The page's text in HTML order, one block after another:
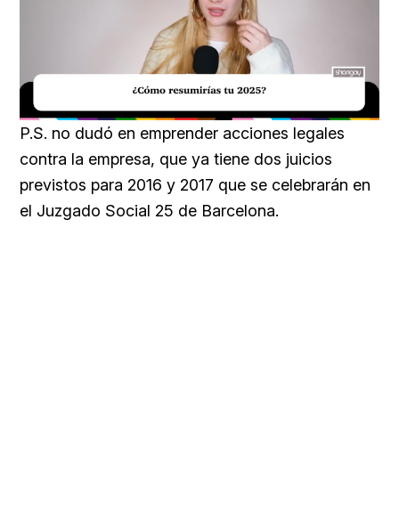
Unmute Loaded:
34.00%
P.S. no dudó en emprender acciones legales
contra la empresa, que ya tiene dos juicios
previstos para 2016 y 2017 que se celebrarán en
el Juzgado Social 25 de Barcelona.